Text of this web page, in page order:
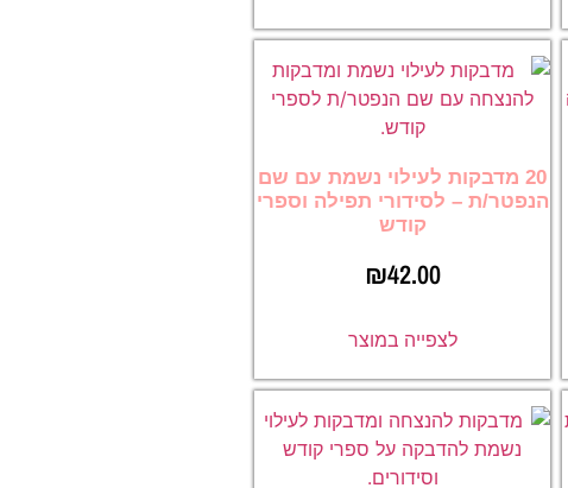
20 מדבקות לעילוי נשמת עם שם
הנפטר/ת – לסידורי תפילה וספרי
קודש
₪42.00
לצפייה במוצר